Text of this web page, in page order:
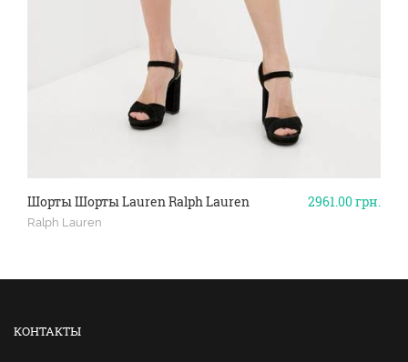
2961.00грн.
Шорты Шорты Lauren Ralph Lauren
Ralph Lauren
КОНТАКТЫ